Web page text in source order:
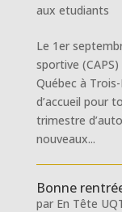
aux etudiants
Le 1er
sportive
Québec à
d’accueil pour
trimestre
nouveaux...
Bonne
par En Tête